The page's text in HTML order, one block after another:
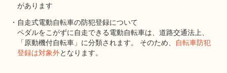
があります
・自走式電動自転車の防犯登録について
ペダルをこがずに自走できる電動自転車は、道路交通法上、
「原動機付自転車」に分類されます。 そのため、
自転車防犯
登録は対象外となります。